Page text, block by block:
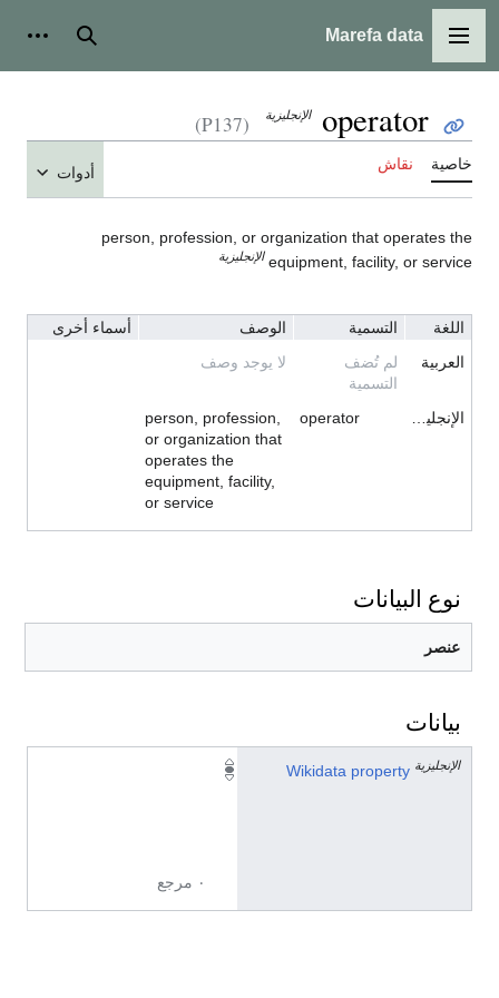
القائمة الرئيسية
Marefa data بحث
operator الإنجليزية (P137)
خاصية نقاش أدوات
person, profession, or organization that operates the
equipment, facility, or service الإنجليزية
اللغة التسمية الوصف
أسماء أخرى
العربية
لم تُضف
التسمية
لا يوجد وصف
الإنجليزية operator
person, profession,
or organization that
operates the
equipment, facility,
or service
نوع البيانات
عنصر
بيانات
Wikidata property الإنجليزية
٠ مرجع